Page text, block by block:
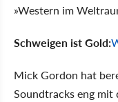
»Western im
Schweigen ist Gold:
Mick Gordon hat
Soundtracks eng